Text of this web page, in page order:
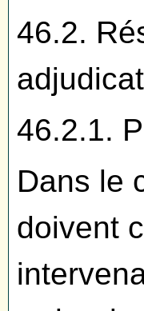
46.2.
46.2.1.
Dans le
doivent